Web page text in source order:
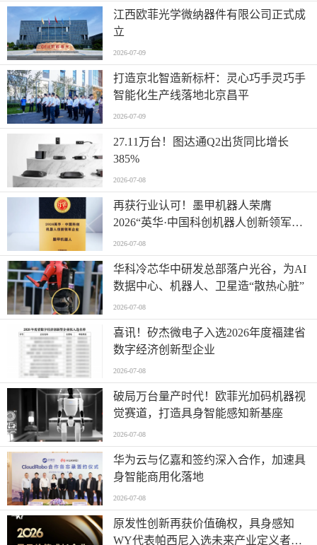
江西欧菲光学微纳器件有限公司正式成
立
2026-07-09
打造京北智造新标杆：灵心巧手灵巧手
智能化生产线落地北京昌平
2026-07-09
27.11万台！图达通Q2出货同比增长
385%
2026-07-08
再获行业认可！墨甲机器人荣膺
2026“英华·中国科创机器人创新领军企
业”全产业链智能出海标杆
2026-07-08
华科冷芯华中研发总部落户光谷，为AI
数据中心、机器人、卫星造“散热心脏”
2026-07-08
喜讯！矽杰微电子入选2026年度福建省
数字经济创新型企业
2026-07-08
破局万台量产时代！欧菲光加码机器视
觉赛道，打造具身智能感知新基座
2026-07-08
华为云与亿嘉和签约深入合作，加速具
身智能商用化落地
2026-07-08
原发性创新再获价值确权，具身感知
WY代表帕西尼入选未来产业定义者榜